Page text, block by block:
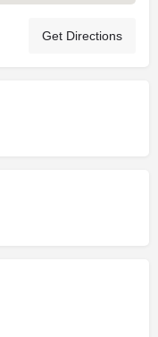
Get Directions